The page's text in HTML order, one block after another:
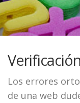
Los errores
de una web